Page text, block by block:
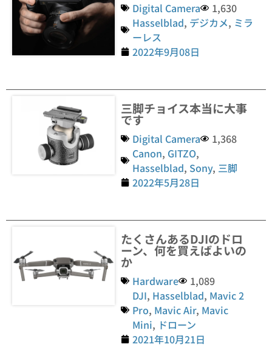
Digital Camera
1,630
Hasselblad, デジカメ, ミラ
ーレス
2022年9月08日
三脚チョイス本当に大事
です
Digital Camera
1,368
Canon, GITZO,
Hasselblad, Sony, 三脚
2022年5月28日
たくさんあるDJIのドロ
ーン、何を買えばよいの
か
Hardware
1,089
DJI, Hasselblad, Mavic 2
Pro, Mavic Air, Mavic
Mini, ドローン
2021年10月21日